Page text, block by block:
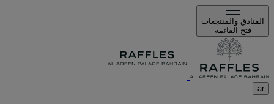
الفنادق والمنتجعات
فتح القائمة
ar